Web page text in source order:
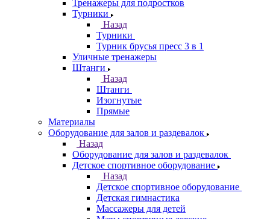
Тренажеры для подростков
Турники
Назад
Турники
Турник брусья пресс 3 в 1
Уличные тренажеры
Штанги
Назад
Штанги
Изогнутые
Прямые
Материалы
Оборудование для залов и раздевалок
Назад
Оборудование для залов и раздевалок
Детское спортивное оборудование
Назад
Детское спортивное оборудование
Детская гимнастика
Массажеры для детей